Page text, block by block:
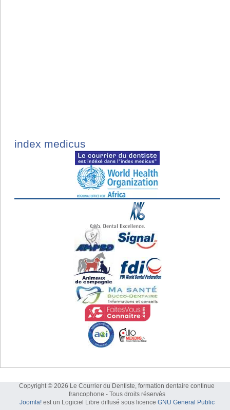
index medicus
Copyright © 2026 Le Courrier du Dentiste, formation dentaire continue
francophone - Tous droits réservés
Joomla!est un Logiciel Libre diffusé sous licence GNU General Public